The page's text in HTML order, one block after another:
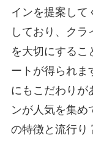
インを提案して
しており、ク
を大切にするこ
ートが得られま
にもこだわりが
ンが人気を集め
の特徴と流行り